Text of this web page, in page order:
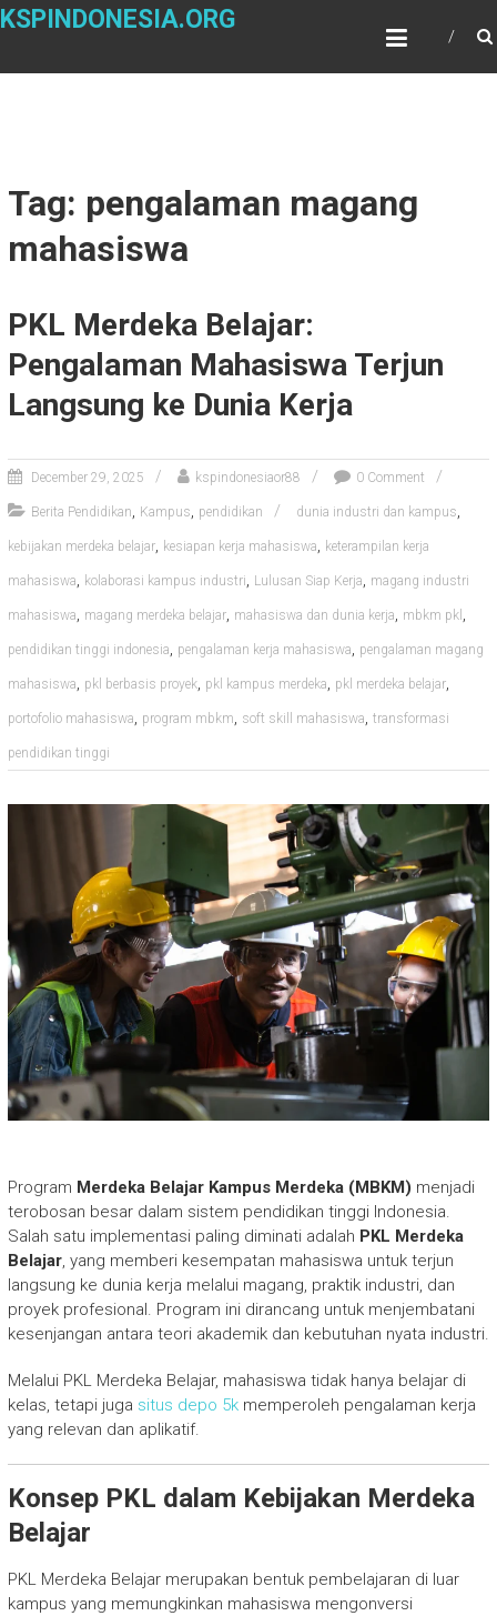
Skip
KSPINDONESIA.ORG
Tag: pengalaman magang
mahasiswa
PKL Merdeka Belajar:
Pengalaman Mahasiswa Terjun
Langsung ke Dunia Kerja
December 29, 2025 kspindonesiaor88 0 Comment
Berita Pendidikan, Kampus, pendidikan dunia industri dan kampus,
kebijakan merdeka belajar, kesiapan kerja mahasiswa, keterampilan kerja
mahasiswa, kolaborasi kampus industri, Lulusan Siap Kerja, magang industri
mahasiswa, magang merdeka belajar, mahasiswa dan dunia kerja, mbkm pkl ,
pendidikan tinggi indonesia, pengalaman kerja mahasiswa, pengalaman magang
mahasiswa, pkl berbasis proyek, pkl kampus merdeka, pkl merdeka belajar,
portofolio mahasiswa, program mbkm, soft skill mahasiswa, transformasi
pendidikan tinggi
Program Merdeka Belajar Kampus Merdeka (MBKM) menjadi
terobosan besar dalam sistem pendidikan tinggi Indonesia.
Salah satu implementasi paling diminati adalah PKL Merdeka
Belajar, yang memberi kesempatan mahasiswa untuk terjun
langsung ke dunia kerja melalui magang, praktik industri, dan
proyek profesional. Program ini dirancang untuk menjembatani
kesenjangan antara teori akademik dan kebutuhan nyata industri.
Melalui PKL Merdeka Belajar, mahasiswa tidak hanya belajar di
kelas, tetapi juga situs depo 5kmemperoleh pengalaman kerja
yang relevan dan aplikatif.
Konsep PKL dalam Kebijakan Merdeka
Belajar
PKL Merdeka Belajar merupakan bentuk pembelajaran di luar
kampus yang memungkinkan mahasiswa mengonversi